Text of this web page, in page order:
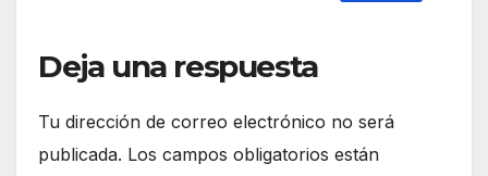
Deja una respuesta
Tu dirección de correo electrónico no será
publicada. Los campos obligatorios están